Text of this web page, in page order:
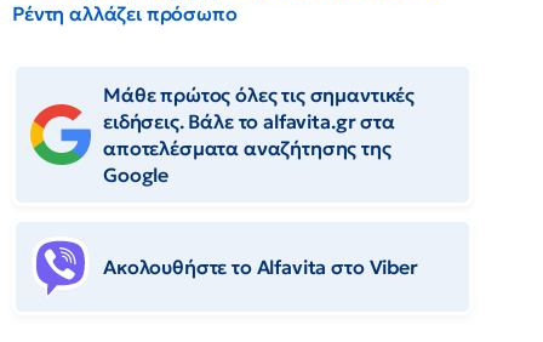
Ρέντη αλλάζει πρόσωπο
Μάθε πρώτος όλες τις σημαντικές
ειδήσεις. Βάλε το alfavita.gr στα
αποτελέσματα αναζήτησης της
Google
Ακολουθήστε το Αlfavita στο Viber